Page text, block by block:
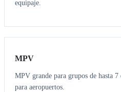
equipaje.
7 7
MPV
MPV grande para grupos de hasta
para aeropuertos.